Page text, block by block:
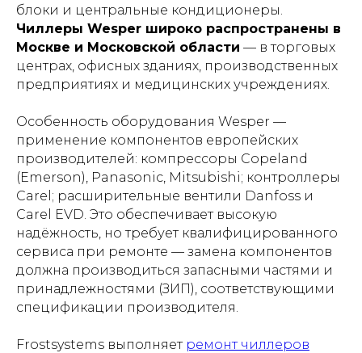
блоки и центральные кондиционеры.
Чиллеры Wesper широко распространены в
Москве и Московской области — в торговых
центрах, офисных зданиях, производственных
предприятиях и медицинских учреждениях.
Особенность оборудования Wesper —
применение компонентов европейских
производителей: компрессоры Copeland
(Emerson), Panasonic, Mitsubishi; контроллеры
Carel; расширительные вентили Danfoss и
Carel EVD. Это обеспечивает высокую
надёжность, но требует квалифицированного
сервиса при ремонте — замена компонентов
должна производиться запасными частями и
принадлежностями (ЗИП), соответствующими
спецификации производителя.
Frostsystems выполняет ремонт чиллеров